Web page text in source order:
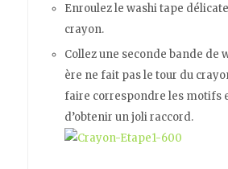
Enroulez le washi tape
crayon.
Collez une seconde bande de
ère ne fait pas le tour du
faire correspondre les motifs
d’obtenir un joli raccord.